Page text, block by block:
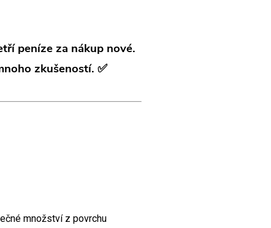
peníze za nákup nové.
zkušeností. ✅
množství z povrchu